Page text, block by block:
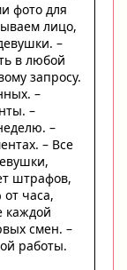
фото для
лицо,
–
в любой
запросу.
–
–
–
– Все
штрафов,
часа,
каждой
смен. –
работы.